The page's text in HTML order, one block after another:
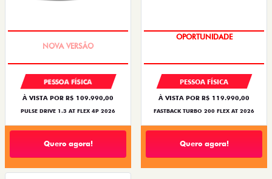
PESSOA FÍSICA
À VISTA POR R$ 109.990,00
PULSE DRIVE 1.3 AT FLEX 4P 2026
Quero agora!
OPORTUNIDADE
PESSOA FÍSICA
À VISTA POR R$ 119.990,00
FASTBACK TURBO 200 FLEX AT 2026
Quero agora!